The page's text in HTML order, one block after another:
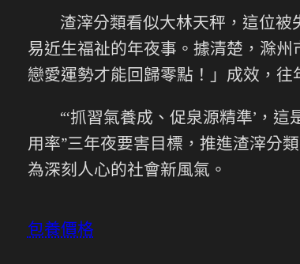
渣滓分類看似大林天秤，這位
易近生福祉的年夜事。據清楚，滁
戀愛運勢才能回歸零點！」成效，往
“‘抓習氣養成、促泉源精準’，這
用率”三年夜要害目標，推進渣滓分
為深刻人心的社會新風氣。
包養價格